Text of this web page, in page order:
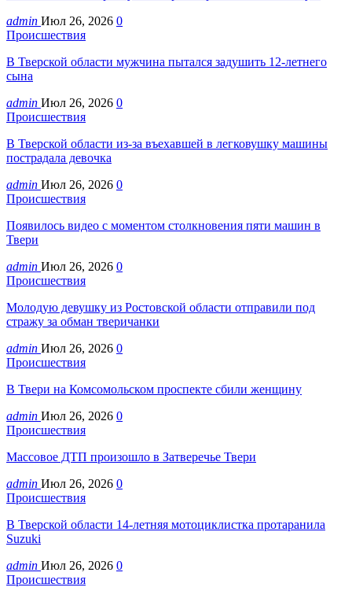
admin Июл 26, 2026 0
Происшествия
В Тверской области мужчина пытался задушить 12-летнего
сына
admin Июл 26, 2026 0
Происшествия
В Тверской области из-за въехавшей в легковушку машины
пострадала девочка
admin Июл 26, 2026 0
Происшествия
Появилось видео с моментом столкновения пяти машин в
Твери
admin Июл 26, 2026 0
Происшествия
Молодую девушку из Ростовской области отправили под
стражу за обман тверичанки
admin Июл 26, 2026 0
Происшествия
В Твери на Комсомольском проспекте сбили женщину
admin Июл 26, 2026 0
Происшествия
Массовое ДТП произошло в Затверечье Твери
admin Июл 26, 2026 0
Происшествия
В Тверской области 14-летняя мотоциклистка протаранила
Suzuki
admin Июл 26, 2026 0
Происшествия